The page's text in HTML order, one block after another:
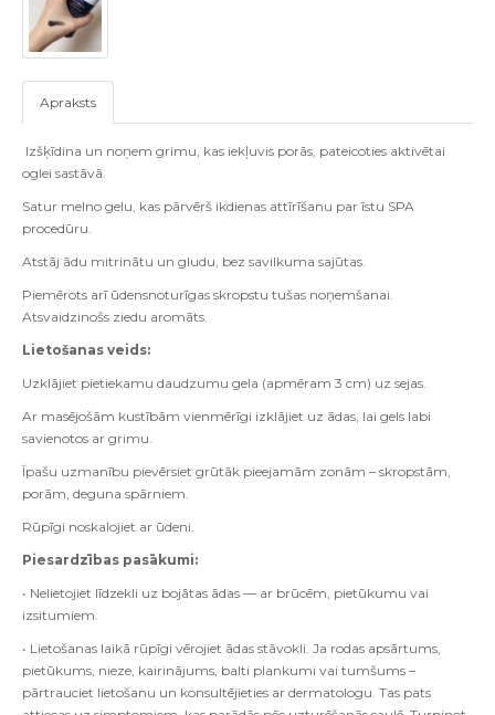
Apraksts
Izšķīdina un noņem grimu, kas iekļuvis porās, pateicoties aktivētai
oglei sastāvā.
Satur melno gelu, kas pārvērš ikdienas attīrīšanu par īstu SPA
procedūru.
Atstāj ādu mitrinātu un gludu, bez savilkuma sajūtas.
Piemērots arī ūdensnoturīgas skropstu tušas noņemšanai.
Atsvaidzinošs ziedu aromāts.
Lietošanas veids:
Uzklājiet pietiekamu daudzumu gela (apmēram 3 cm) uz sejas.
Ar masējošām kustībām vienmērīgi izklājiet uz ādas, lai gels labi
savienotos ar grimu.
Īpašu uzmanību pievērsiet grūtāk pieejamām zonām – skropstām,
porām, deguna spārniem.
Rūpīgi noskalojiet ar ūdeni.
Piesardzības pasākumi:
• Nelietojiet līdzekli uz bojātas ādas — ar brūcēm, pietūkumu vai
izsitumiem.
• Lietošanas laikā rūpīgi vērojiet ādas stāvokli. Ja rodas apsārtums,
pietūkums, nieze, kairinājums, balti plankumi vai tumšums –
pārtrauciet lietošanu un konsultējieties ar dermatologu. Tas pats